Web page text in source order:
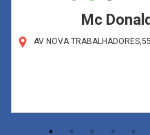
Mc
AV NOVA